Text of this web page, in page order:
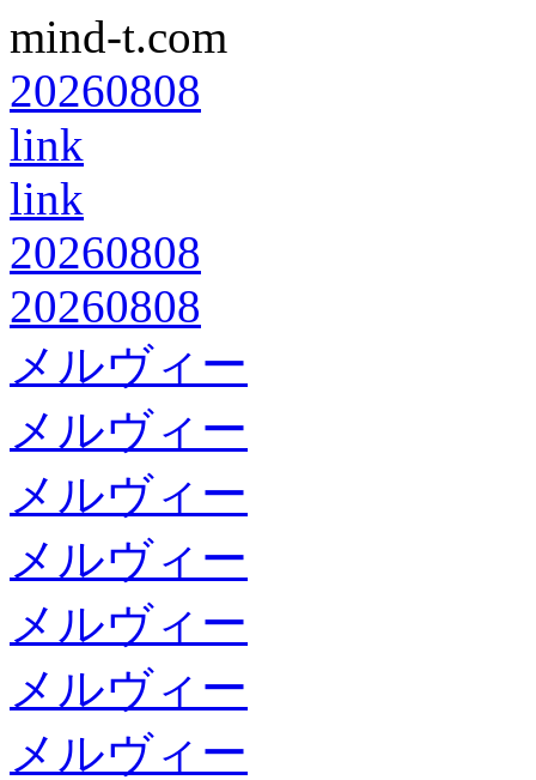
mind-t.com
20260808
link
link
20260808
20260808
メルヴィー
メルヴィー
メルヴィー
メルヴィー
メルヴィー
メルヴィー
メルヴィー